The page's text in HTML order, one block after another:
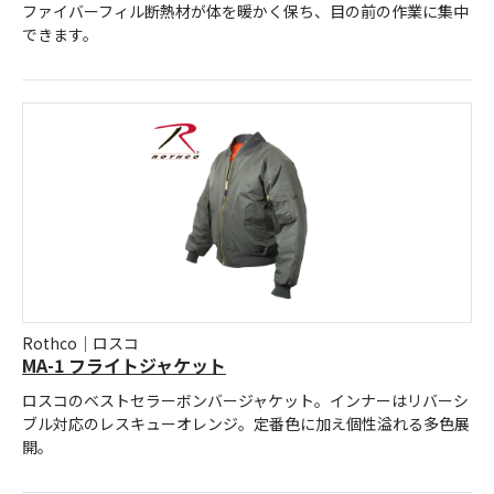
ファイバーフィル断熱材が体を暖かく保ち、目の前の作業に集中
できます。
Rothco｜ロスコ
MA-1 フライトジャケット
ロスコのベストセラーボンバージャケット。インナーはリバーシ
ブル対応のレスキューオレンジ。定番色に加え個性溢れる多色展
開。